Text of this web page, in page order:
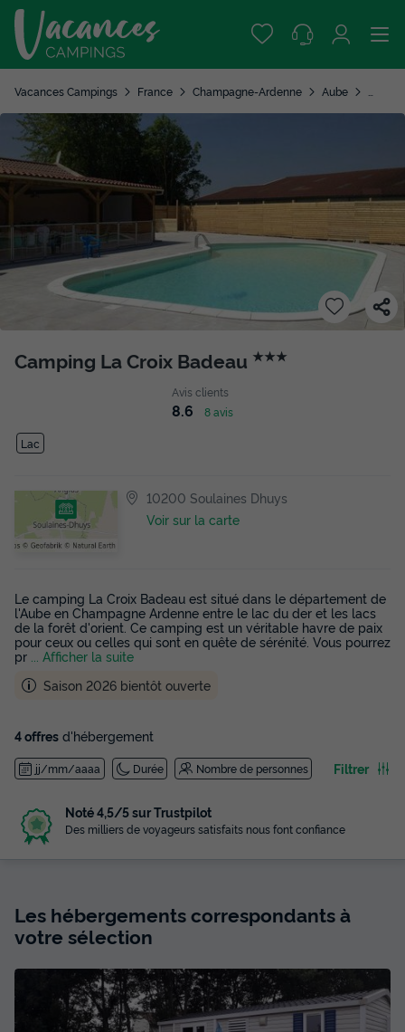
Vacances Campings France Champagne-Ardenne Aube
Camping La Croix Badeau ★★★
Avis clients
8.6 8 avis
Lac
10200 Soulaines Dhuys
Voir sur la carte
Le camping La Croix Badeau est situé dans le département de
l'Aube en Champagne Ardenne entre le lac du der et les lacs
de la forêt d'orient. Ce camping est un véritable havre de paix
pour ceux ou celles qui sont en quête de sérénité. Vous pourrez
pr
... Afficher la suite
Saison 2026 bientôt ouverte
4 offres d'hébergement
jj/mm/aaaa Durée Nombre de personnes Filtrer
Noté 4,5/5 sur Trustpilot
Des milliers de voyageurs satisfaits nous font confiance
Les hébergements correspondants à
votre sélection